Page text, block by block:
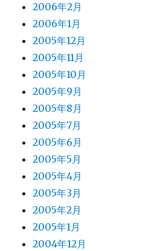
2006年2月
2006年1月
2005年12月
2005年11月
2005年10月
2005年9月
2005年8月
2005年7月
2005年6月
2005年5月
2005年4月
2005年3月
2005年2月
2005年1月
2004年12月